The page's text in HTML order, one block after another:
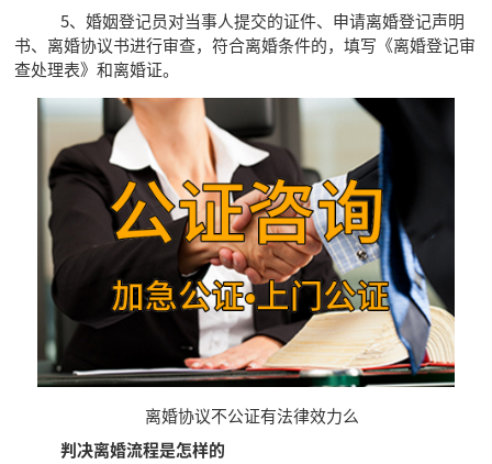
5、婚姻登记员对当事人提交的证件、申请离婚登记声明
书、离婚协议书进行审查，符合离婚条件的，填写《离婚登记审
查处理表》和离婚证。
离婚协议不公证有法律效力么
判决离婚流程是怎样的